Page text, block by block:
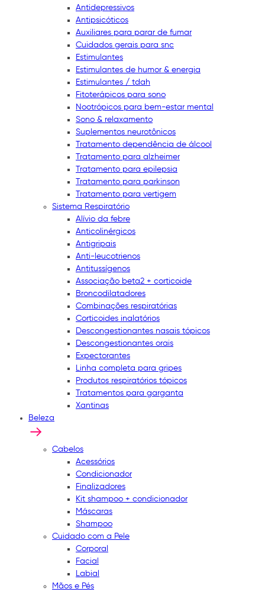
Antidepressivos
Antipsicóticos
Auxiliares para parar de fumar
Cuidados gerais para snc
Estimulantes
Estimulantes de humor & energia
Estimulantes / tdah
Fitoterápicos para sono
Nootrópicos para bem-estar mental
Sono & relaxamento
Suplementos neurotônicos
Tratamento dependência de álcool
Tratamento para alzheimer
Tratamento para epilepsia
Tratamento para parkinson
Tratamento para vertigem
Sistema Respiratório
Alívio da febre
Anticolinérgicos
Antigripais
Anti-leucotrienos
Antitussígenos
Associação beta2 + corticoide
Broncodilatadores
Combinações respiratórias
Corticoides inalatórios
Descongestionantes nasais tópicos
Descongestionantes orais
Expectorantes
Linha completa para gripes
Produtos respiratórios tópicos
Tratamentos para garganta
Xantinas
Beleza
Cabelos
Acessórios
Condicionador
Finalizadores
Kit shampoo + condicionador
Máscaras
Shampoo
Cuidado com a Pele
Corporal
Facial
Labial
Mãos e Pés